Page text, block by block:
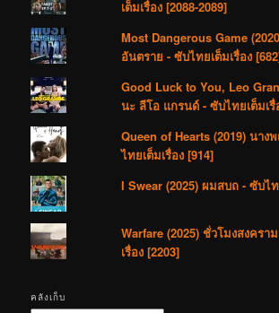
เต็มเรื่อง [2088-2089]
Most Dangerous Game
อันตราย - ซับไทยเต็มเรื่อง
Good Luck to You, Leo
นะ ลีโอ แกรนด์ - ซับไทยเต็มเรื่
Queen of Hearts (2019) นา
ไทยเต็มเรื่อง [914]
I Swear (2025) ผมสบถ - ซับไท
Warfare (2025) ชั่วโมงสงครา
เรื่อง [2203]
คลังเก็บ